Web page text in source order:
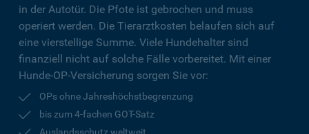
in der Autotür. Die Pfote ist gebrochen und muss
operiert werden. Die Tierarztkosten belaufen sich auf
eine vierstellige Summe. Viele Hundehalter sind
finanziell nicht auf solche Fälle vorbereitet. Mit einer
Hunde-OP-Versicherung sorgen Sie vor:
OPs ohne Jahreshöchstbegrenzung
bis zum 4-fachen GOT-Satz